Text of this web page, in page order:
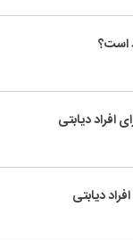
است؟
افراد دیابتی
دیابتی